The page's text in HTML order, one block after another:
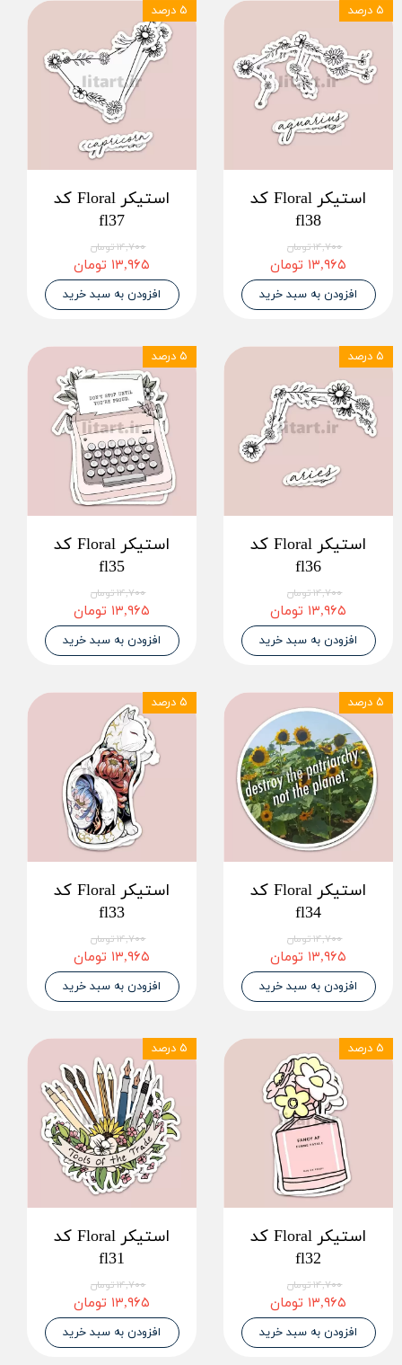
استیکر Floral کد
fl38
۱۴,۷۰۰ تومان
۱۳,۹۶۵ تومان
افزودن به سبد خرید
۵ درصد
استیکر Floral کد
fl37
۱۴,۷۰۰ تومان
۱۳,۹۶۵ تومان
افزودن به سبد خرید
۵ درصد
استیکر Floral کد
fl36
۱۴,۷۰۰ تومان
۱۳,۹۶۵ تومان
افزودن به سبد خرید
۵ درصد
استیکر Floral کد
fl35
۱۴,۷۰۰ تومان
۱۳,۹۶۵ تومان
افزودن به سبد خرید
۵ درصد
استیکر Floral کد
fl34
۱۴,۷۰۰ تومان
۱۳,۹۶۵ تومان
افزودن به سبد خرید
۵ درصد
استیکر Floral کد
fl33
۱۴,۷۰۰ تومان
۱۳,۹۶۵ تومان
افزودن به سبد خرید
۵ درصد
استیکر Floral کد
fl32
۱۴,۷۰۰ تومان
۱۳,۹۶۵ تومان
افزودن به سبد خرید
۵ درصد
استیکر Floral کد
fl31
۱۴,۷۰۰ تومان
۱۳,۹۶۵ تومان
افزودن به سبد خرید
۵ درصد